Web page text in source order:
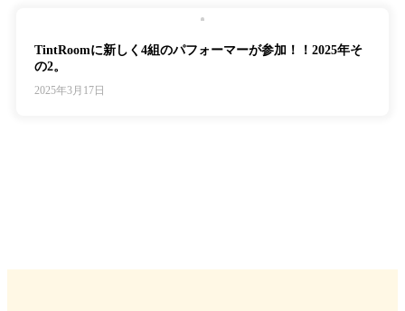
TintRoomに新しく4組のパフォーマーが参加！！2025年そ
の2。
2025年3月17日